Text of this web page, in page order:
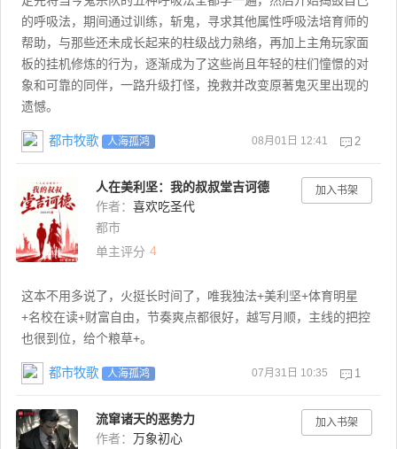
的呼吸法，期间通过训练，斩鬼，寻求其他属性呼吸法培育师的
帮助，与那些还未成长起来的柱级战力熟络，再加上主角玩家面
板的挂机修炼的行为，逐渐成为了这些尚且年轻的柱们憧憬的对
象和可靠的同伴，一路升级打怪，挽救并改变原著鬼灭里出现的
遗憾。
都市牧歌 人海孤鸿 08月01日 12:41 2
加入书架
人在美利坚：我的叔叔堂吉诃德
作者： 喜欢吃圣代
都市
单主评分 4
这本不用多说了，火挺长时间了，唯我独法+美利坚+体育明星
+名校在读+财富自由，节奏爽点都很好，越写月顺，主线的把控
也很到位，给个粮草+。
都市牧歌 人海孤鸿 07月31日 10:35 1
加入书架
流窜诸天的恶势力
作者：
万象初心